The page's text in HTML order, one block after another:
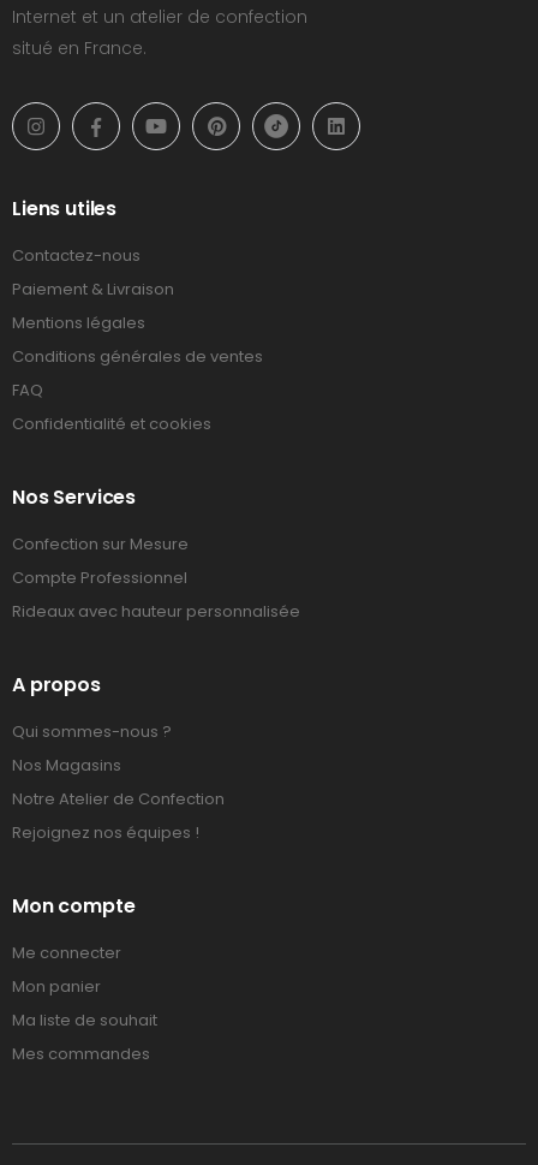
Internet et un atelier de confection
situé en France.
Liens utiles
Contactez-nous
Paiement & Livraison
Mentions légales
Conditions générales de ventes
FAQ
Confidentialité et cookies
Nos Services
Confection sur Mesure
Compte Professionnel
Rideaux avec hauteur personnalisée
A propos
Qui sommes-nous ?
Nos Magasins
Notre Atelier de Confection
Rejoignez nos équipes !
Mon compte
Me connecter
Mon panier
Ma liste de souhait
Mes commandes